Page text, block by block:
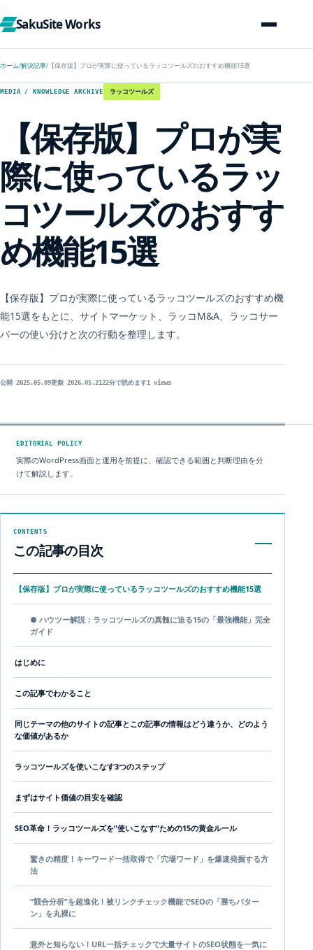
SakuSite Works
ホーム/解決記事/ 【保存版】プロが実際に使っているラッコツールズのおすすめ機能15選
MEDIA / KNOWLEDGE ARCHIVE ラッコツールズ
【保存版】プロが実
際に使っているラッ
コツールズのおすす
め機能15選
【保存版】プロが実際に使っているラッコツールズのおすすめ機
能15選をもとに、サイトマーケット、ラッコM&A、ラッコサー
バーの使い分けと次の行動を整理します。
公開 2025.05.09更新 2026.05.2122分で読めます1 views
EDITORIAL POLICY
実際のWordPress画面と運用を前提に、確認できる範囲と判断理由を分
けて解説します。
CONTENTS
この記事の目次
【保存版】プロが実際に使っているラッコツールズのおすすめ機能15選
● ハウツー解説：ラッコツールズの真髄に迫る15の「最強機能」完全
ガイド
はじめに
この記事でわかること
同じテーマの他のサイトの記事とこの記事の情報はどう違うか、どのよう
な価値があるか
ラッコツールズを使いこなす3つのステップ
まずはサイト価値の目安を確認
SEO革命！ラッコツールズを”使いこなす”ための15の黄金ルール
驚きの精度！キーワード一括取得で「穴場ワード」を爆速発掘する方
法
“競合分析”を超進化！被リンクチェック機能でSEOの「勝ちパター
ン」を丸裸に
意外と知らない！URL一括チェックで大量サイトのSEO状態を一気に